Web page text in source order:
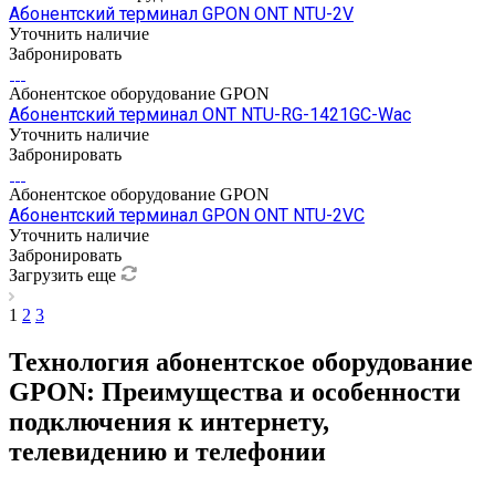
Абонентский терминал GPON ONT NTU-2V
Уточнить наличие
Забронировать
Абонентское оборудование GPON
Абонентский терминал ONT NTU-RG-1421GC-Wac
Уточнить наличие
Забронировать
Абонентское оборудование GPON
Абонентский терминал GPON ONT NTU-2VC
Уточнить наличие
Забронировать
Загрузить еще
1 2 3
Технология абонентское оборудование
GPON: Преимущества и особенности
подключения к интернету,
телевидению и телефонии